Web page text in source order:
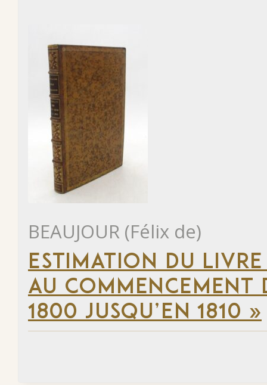
BEAUJOUR (Félix de)
ESTIMATION DU
AU COMMENCEMENT
1800 JUSQU’EN 1810 »